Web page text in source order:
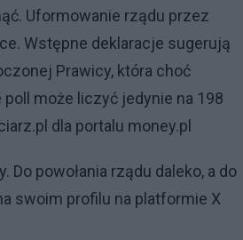
Uformowanie rządu przez
Wstępne deklaracje sugerują
Prawicy, która choć
może liczyć jedynie na 198
dla portalu money.pl
powołania rządu daleko, a do
swoim profilu na platformie X